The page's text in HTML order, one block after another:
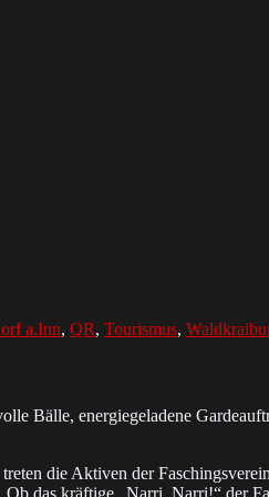
a.Inn, QR, Tourismus,
Bälle, energie­ge­la­de­ne
die Aktiven der
das kräf­tige „Narri, Narri!“ der